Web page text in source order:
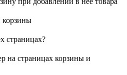
корзины
страницах?
на страницах корзины и